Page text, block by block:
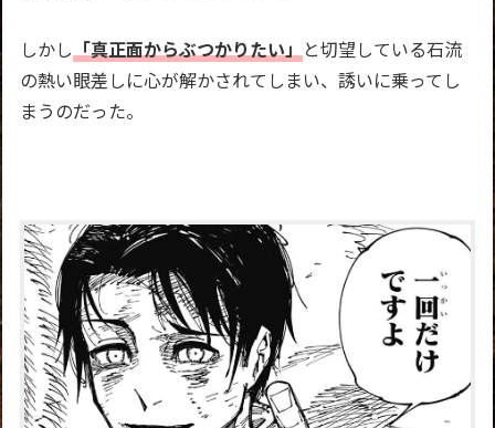
しかし 「真正面からぶつかりたい」 と切望している石流
の熱い眼差しに心が解かされてしまい、誘いに乗ってし
まうのだった。